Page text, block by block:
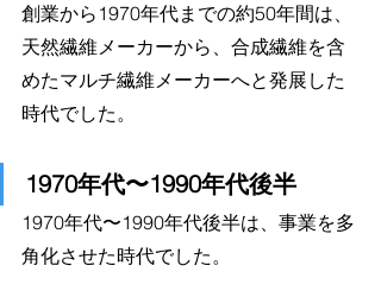
創業から1970年代までの約50年間は、
天然繊維メーカーから、合成繊維を含
めたマルチ繊維メーカーへと発展した
時代でした。
1970年代〜1990年代後半
1970年代〜1990年代後半は、事業を多
角化させた時代でした。